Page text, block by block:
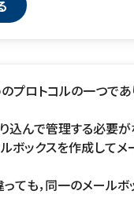
プロトコルの一つであ
んで管理する必要が
ボックスを作成してメ
ても，同一のメールボ